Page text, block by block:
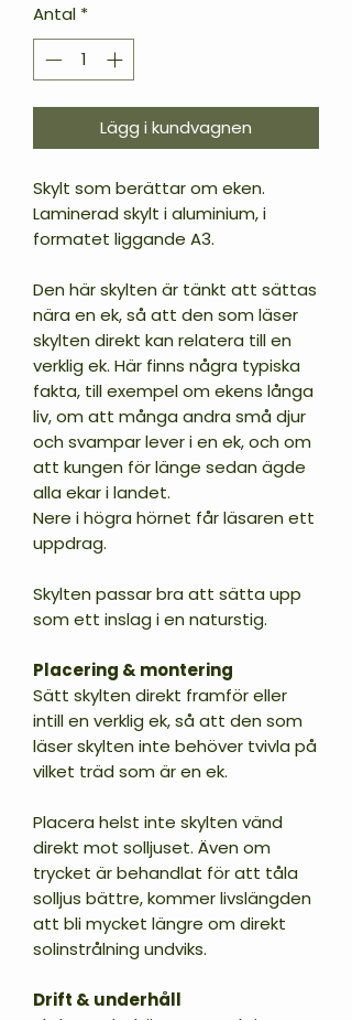
Antal *
Lägg i kundvagnen
Skylt som berättar om eken.
Laminerad skylt i aluminium, i
formatet liggande A3.
Den här skylten är tänkt att sättas
nära en ek, så att den som läser
skylten direkt kan relatera till en
verklig ek. Här finns några typiska
fakta, till exempel om ekens långa
liv, om att många andra små djur
och svampar lever i en ek, och om
att kungen för länge sedan ägde
alla ekar i landet.
Nere i högra hörnet får läsaren ett
uppdrag.
Skylten passar bra att sätta upp
som ett inslag i en naturstig.
Placering & montering
Sätt skylten direkt framför eller
intill en verklig ek, så att den som
läser skylten inte behöver tvivla på
vilket träd som är en ek.
Placera helst inte skylten vänd
direkt mot solljuset. Även om
trycket är behandlat för att tåla
solljus bättre, kommer livslängden
att bli mycket längre om direkt
solinstrålning undviks.
Drift & underhåll